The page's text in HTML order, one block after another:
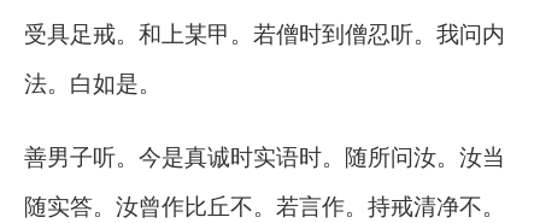
受具足戒。和上某甲。若僧时到僧忍听。我问内
法。白如是。
善男子听。今是真诚时实语时。随所问汝。汝当
随实答。汝曾作比丘不。若言作。持戒清净不。